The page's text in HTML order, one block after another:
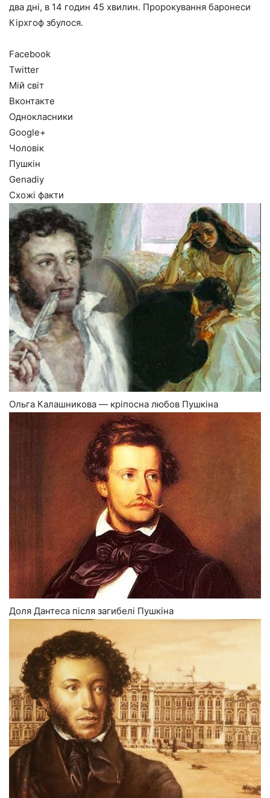
два дні, в 14 годин 45 хвилин. Пророкування баронеси
Кірхгоф збулося.
Facebook
Twitter
Мій світ
Вконтакте
Однокласники
Google+
Чоловік
Пушкін
Genadiy
Схожі факти
Ольга Калашникова — кріпосна любов Пушкіна
Доля Дантеса після загибелі Пушкіна